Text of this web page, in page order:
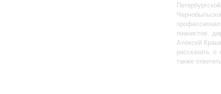
пианистов,
Алексей
рассказать
также